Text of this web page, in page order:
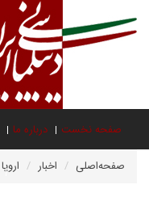
صفحه نخست درباره ما
صفحه‌اصلی اخبار اروپا